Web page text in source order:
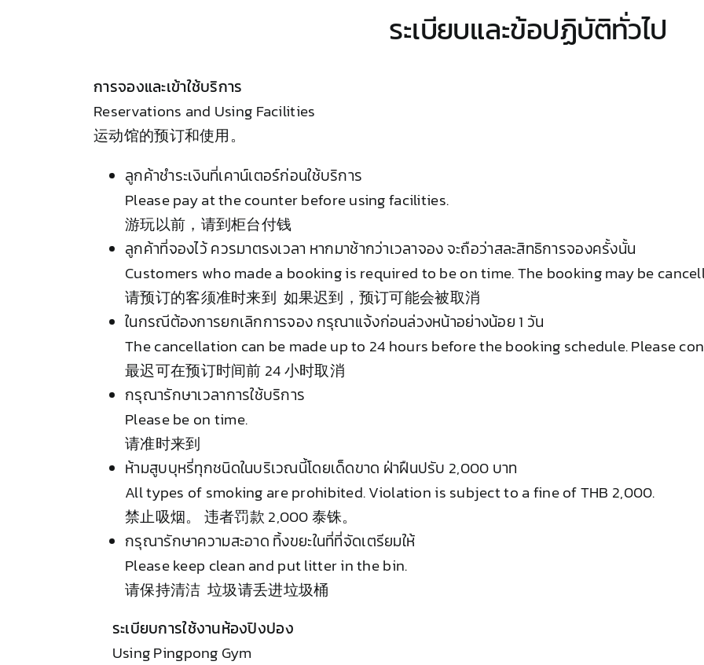
ระเบียบและข้อปฏิบัติทั่วไป
การจองและเข้าใช้บริการ
Reservations and Using Facilities
运动馆的预订和使用。
ลูกค้าชำระเงินที่เคาน์เตอร์ก่อนใช้บริการ
Please pay at the counter before using facilities.
游玩以前，请到柜台付钱
ลูกค้าที่จองไว้ ควรมาตรงเวลา หากมาช้ากว่าเวลาจอง จะถือว่าสละสิทธิการจองครั้งนั้น
Customers who made a booking is required to be on time. The booking may be
请预订的客须准时来到 如果迟到，预订可能会被取消
ในกรณีต้องการยกเลิกการจอง กรุณาแจ้งก่อนล่วงหน้าอย่างน้อย 1 วัน
The cancellation can be made up to 24 hours before the booking schedule. Please
最迟可在预订时间前 24 小时取消
กรุณารักษาเวลาการใช้บริการ
Please be on time.
请准时来到
ห้ามสูบบุหรี่ทุกชนิดในบริเวณนี้โดยเด็ดขาด ฝ่าฝืนปรับ 2,000 บาท
All types of smoking are prohibited. Violation is subject to a fine of THB 2,000.
禁止吸烟。 违者罚款 2,000 泰铢。
กรุณารักษาความสะอาด ทิ้งขยะในที่ที่จัดเตรียมให้
Please keep clean and put litter in the bin.
请保持清洁 垃圾请丢进垃圾桶
ระเบียบการใช้งานห้องปิงปอง
Using Pingpong Gym